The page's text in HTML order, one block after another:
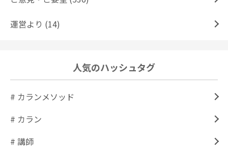
運営より (14)
人気のハッシュタグ
# カランメソッド
# カラン
# 講師